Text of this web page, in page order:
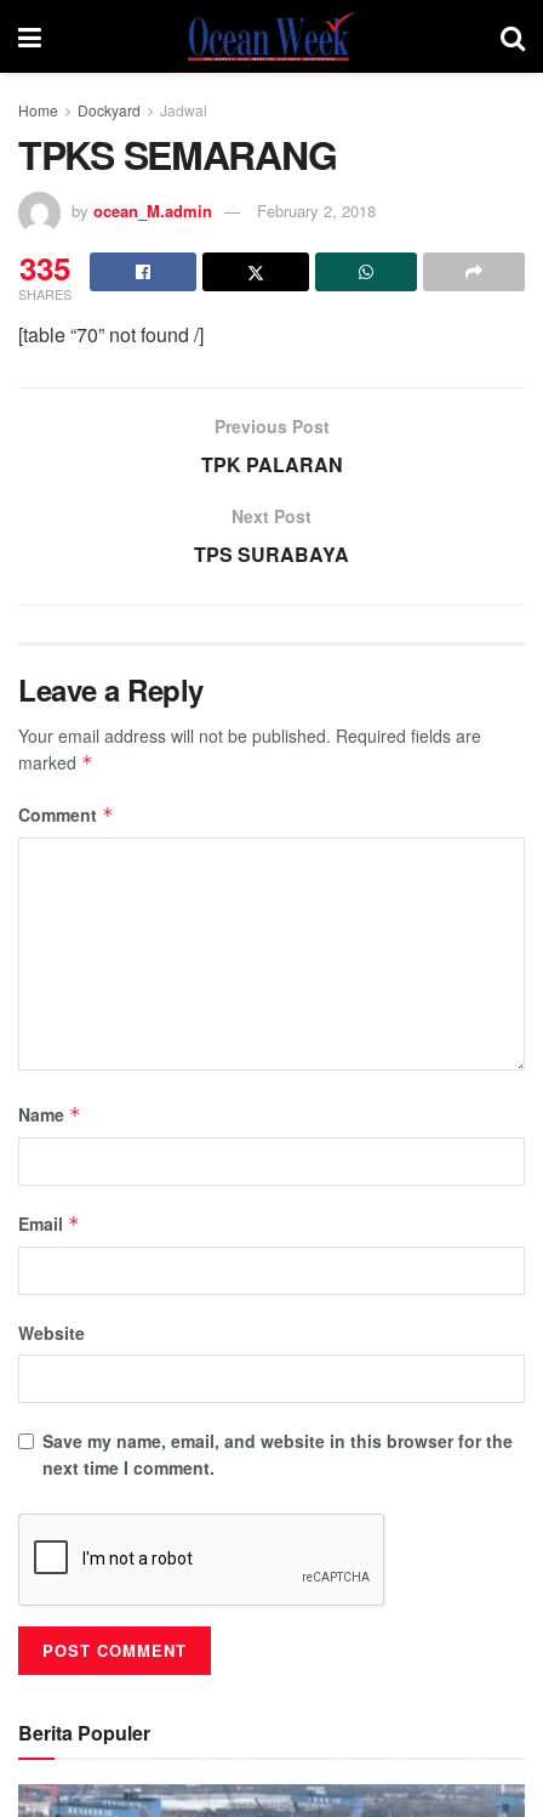
Home Dockyard Jadwal
TPKS SEMARANG
by ocean_M.admin February 2, 2018
335
SHARES
[table “70” not found /]
Previous Post
TPK PALARAN
Next Post
TPS SURABAYA
Leave a Reply
Your email address will not be published. Required fields are
marked *
Comment *
Name *
Email *
Website
Save my name, email, and website in this browser for the
next time I comment.
Berita Populer